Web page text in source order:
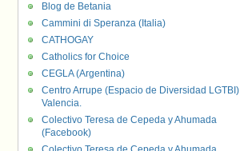
Blog de Betania
Cammini di Speranza (Italia)
CATHOGAY
Catholics for Choice
CEGLA (Argentina)
Centro Arrupe (Espacio de Diversidad LGTBI)
Valencia.
Colectivo Teresa de Cepeda y Ahumada
(Facebook)